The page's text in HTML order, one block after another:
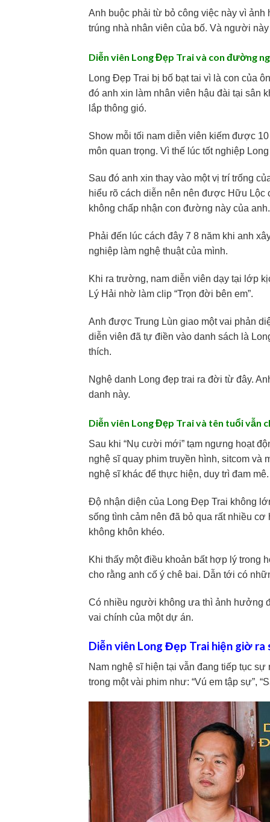
Anh buộc phải từ bỏ công việc này vì
trúng nhà nhân viên của bố. Và người
Diễn viên Long Đẹp Trai và con đường
Long Đẹp Trai bị bố bạt tai vì là con của
đó anh xin làm nhân viên hậu đài tại sân
lắp thông gió.
Show mỗi tối nam diễn viên kiếm được
môn quan trọng. Vì thế lúc tốt nghiệp
Sau đó anh xin thay vào một vị trí trống
hiểu rõ cách diễn nên nên được Hữu Lộc
không chấp nhận con đường này của anh.
Phải đến lúc cách đây 7 8 năm khi anh
nghiệp làm nghệ thuật của mình.
Khi ra trường, nam diễn viên dạy tại lớp
Lý Hải nhờ làm clip “Trọn đời bên em”.
Anh được Trung Lùn giao một vai phản
diễn viên đã tự điền vào danh sách là
thích.
Nghệ danh Long đẹp trai ra đời từ đây.
danh này.
Diễn viên Long Đẹp Trai và tên tuổi vẫn
Sau khi “Nụ cười mới” tạm ngưng hoạt
nghệ sĩ quay phim truyền hình, sitcom và
nghệ sĩ khác để thực hiện, duy trì đam mê.
Độ nhận diện của Long Đẹp Trai không
sống tình cảm nên đã bỏ qua rất nhiều
không khôn khéo.
Khi thấy một điều khoản bất hợp lý trong
cho rằng anh cố ý chê bai. Dẫn tới có
Có nhiều người không ưa thì ảnh hưởng
vai chính của một dự án.
Diễn viên Long Đẹp Trai hiện giờ ra
Nam nghệ sĩ hiện tại vẫn đang tiếp tục
trong một vài phim như: “Vú em tập sự”,